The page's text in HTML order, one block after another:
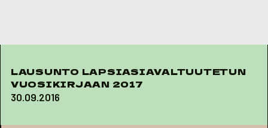
LAUSUNTO LAPSIASIAVALTUUTETUN
VUOSIKIRJAAN 2017
30.09.2016